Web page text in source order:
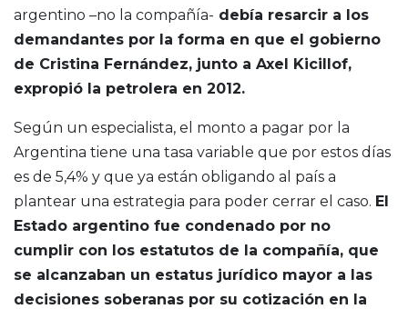
argentino –no la compañía- debía resarcir a los
demandantes por la forma en que el gobierno
de Cristina Fernández, junto a Axel Kicillof,
expropió la petrolera en 2012.
Según un especialista, el monto a pagar por la
Argentina tiene una tasa variable que por estos días
es de 5,4% y que ya están obligando al país a
plantear una estrategia para poder cerrar el caso. El
Estado argentino fue condenado por no
cumplir con los estatutos de la compañía, que
se alcanzaban un estatus jurídico mayor a las
decisiones soberanas por su cotización en la